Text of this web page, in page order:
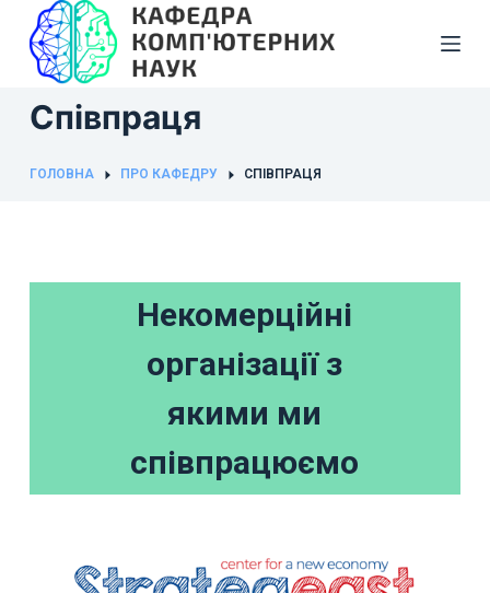
П
е
е
в
Співпраця
ГОЛОВНА ПРО КАФЕДРУ СПІВПРАЦЯ
Некомерційні
організації з
якими ми
співпрацюємо